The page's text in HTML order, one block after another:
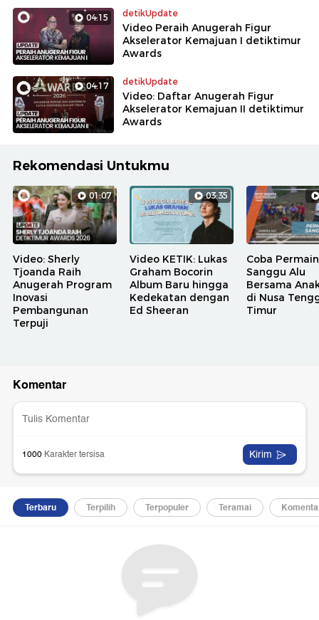
04:15 detikUpdate
Video Peraih Anugerah Figur
Akselerator Kemajuan I detiktimur
Awards
04:17 detikUpdate
Video: Daftar Anugerah Figur
Akselerator Kemajuan II detiktimur
Awards
Rekomendasi Untukmu
01:07
Video: Sherly
Tjoanda Raih
Anugerah Program
Inovasi
Pembangunan
Terpuji
03:35
Video KETIK: Lukas
Graham Bocorin
Album Baru hingga
Kedekatan dengan
Ed Sheeran
Coba
Sanggu Alu
Bersama
di Nusa
Timur